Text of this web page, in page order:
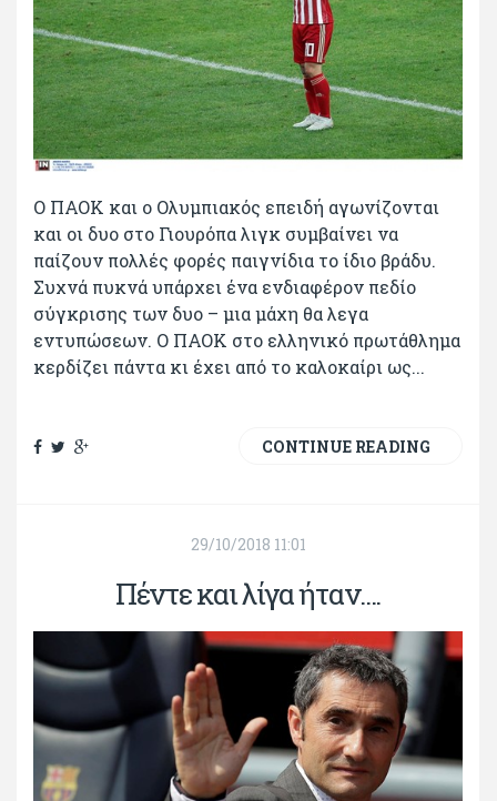
Ο ΠΑΟΚ και ο Ολυμπιακός επειδή αγωνίζονται
και οι δυο στο Γιουρόπα λιγκ συμβαίνει να
παίζουν πολλές φορές παιγνίδια το ίδιο βράδυ.
Συχνά πυκνά υπάρχει ένα ενδιαφέρον πεδίο
σύγκρισης των δυο – μια μάχη θα λεγα
εντυπώσεων. Ο ΠΑΟΚ στο ελληνικό πρωτάθλημα
κερδίζει πάντα κι έχει από το καλοκαίρι ως...
CONTINUE READING
29/10/2018 11:01
Πέντε και λίγα ήταν....